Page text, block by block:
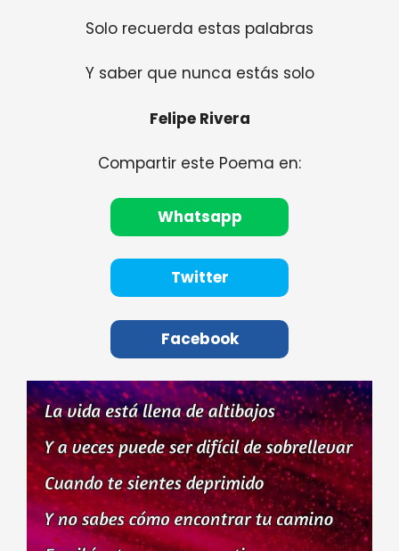
Solo recuerda estas palabras
Y saber que nunca estás solo
Felipe Rivera
Compartir este Poema en:
Whatsapp
Twitter
Facebook